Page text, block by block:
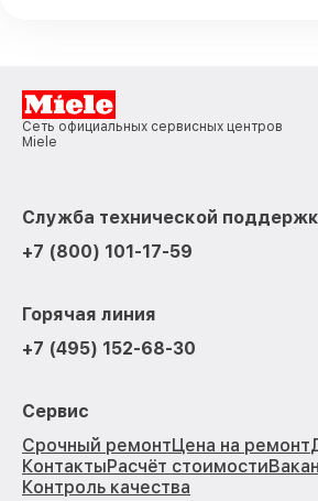
Сеть официальных сервисных центров
Miele
Служба технической
+7 (800) 101-17-59
Горячая линия
+7 (495) 152-68-30
Сервис
Срочный ремонтЦена на ремонт
КонтактыРасчёт стоимости
Контроль качества